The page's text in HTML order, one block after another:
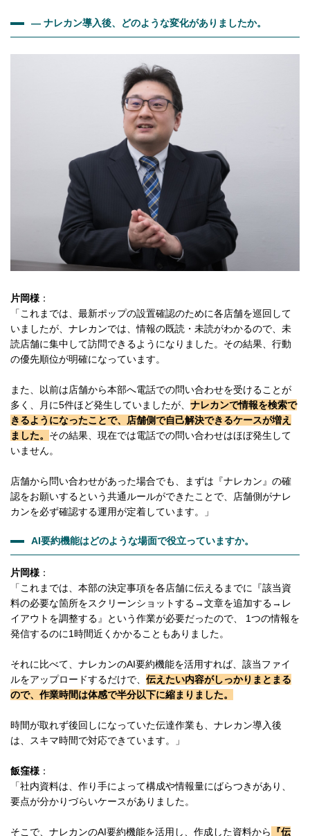
— ナレカン導入後、どのような変化がありましたか。
片岡様 ：
「これまでは、最新ポップの設置確認のために各店舗を巡回して
いましたが、ナレカンでは、情報の既読・未読がわかるので、未
読店舗に集中して訪問できるようになりました。その結果、行動
の優先順位が明確になっています。
また、以前は店舗から本部へ電話での問い合わせを受けることが
多く、月に5件ほど発生していましたが、 ナレカンで情報を検索で
きるようになったことで、店舗側で自己解決できるケースが増え
ました。 その結果、現在では電話での問い合わせはほぼ発生して
いません。
店舗から問い合わせがあった場合でも、まずは『ナレカン』の確
認をお願いするという共通ルールができたことで、店舗側がナレ
カンを必ず確認する運用が定着しています。」
AI要約機能はどのような場面で役立っていますか。
片岡様 ：
「これまでは、本部の決定事項を各店舗に伝えるまでに『該当資
料の必要な箇所をスクリーンショットする→文章を追加する→レ
イアウトを調整する』という作業が必要だったので、 1つの情報を
発信するのに1時間近くかかることもありました。
それに比べて、ナレカンのAI要約機能を活用すれば、該当ファイ
ルをアップロードするだけで、 伝えたい内容がしっかりまとまる
ので、作業時間は体感で半分以下に縮まりました。
時間が取れず後回しになっていた伝達作業も、ナレカン導入後
は、スキマ時間で対応できています。」
飯窪様 ：
「社内資料は、作り手によって構成や情報量にばらつきがあり、
要点が分かりづらいケースがありました。
そこで、ナレカンのAI要約機能を活用し、作成した資料から 『伝